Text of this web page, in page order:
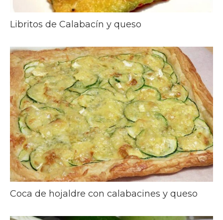
Libritos de Calabacín y queso
Coca de hojaldre con calabacines y queso